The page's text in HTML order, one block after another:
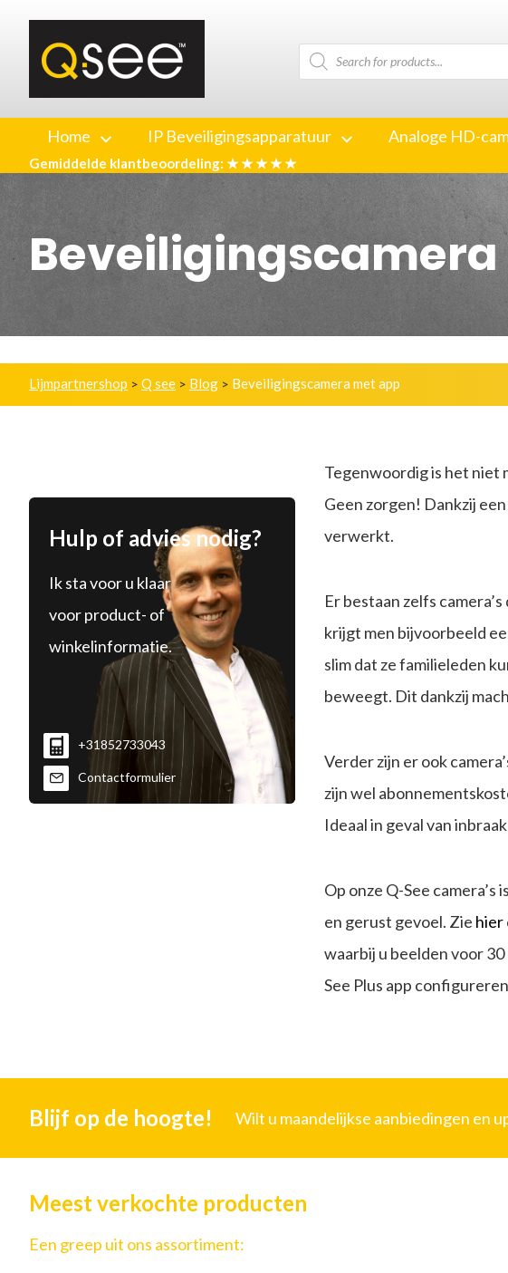
Producten
zoeken
Home IP Beveiligingsapparatuur Analoge HD-
Gemiddelde klantbeoordeling: ★ ★ ★ ★ ★
Lijmpartnershop > Q see > Blog > Beveiligingscamera met app
Hulp of advies nodig?
Ik sta voor u klaar
voor product- of
winkelinformatie.
+31852733043
Contactformulier
Tegenwoordig is het niet
Geen zorgen! Dankzij
verwerkt.
Er bestaan zelfs
krijgt men bijvoorbeeld
slim dat ze familieleden
beweegt. Dit dankzij
Verder zijn er ook
zijn wel
Ideaal in geval van
Op onze Q-See
en gerust gevoel. Zie hier
waarbij u beelden voor 30
See Plus app
Blijf op de hoogte! Wilt u maandelijkse aanbiedingen en
Meest verkochte producten
Een greep uit ons assortiment: